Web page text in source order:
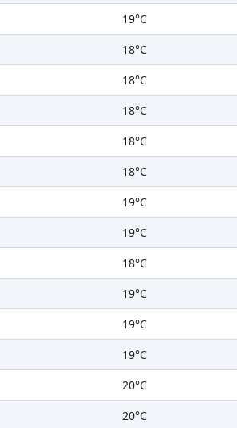
19°C
18°C
18°C
18°C
18°C
18°C
19°C
19°C
18°C
19°C
19°C
19°C
20°C
20°C